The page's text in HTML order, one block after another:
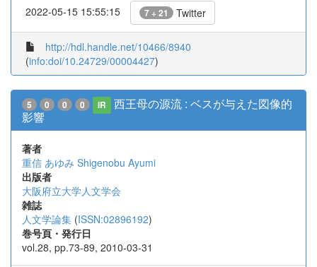
2022-05-15 15:55:15 7 + 21 Twitter
http://hdl.handle.net/10466/8940
(info:doi/10.24729/00004427)
5 0 0 0 IR
西王母の源流 : ベスが与えた図像的
影響
著者
重信 あゆみ Shigenobu Ayumi
出版者
大阪府立大学人文学会
雑誌
人文学論集 (ISSN:02896192)
巻号頁・発行日
vol.28, pp.73-89, 2010-03-31